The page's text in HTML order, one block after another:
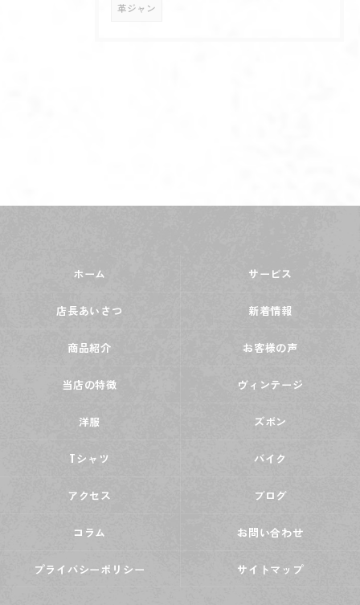
革ジャン
ホーム サービス
店長あいさつ 新着情報
商品紹介 お客様の声
当店の特徴 ヴィンテージ
洋服 ズボン
Tシャツ バイク
アクセス ブログ
コラム お問い合わせ
プライバシーポリシー サイトマップ